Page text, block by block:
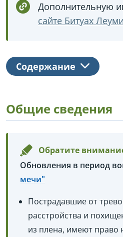
Дополнительную
сайте Битуах Леуми
Содержание
Общие сведения
Обратите
Обновления в период
мечи"
Пострадавшие от
расстройства и
из плена, имеют право